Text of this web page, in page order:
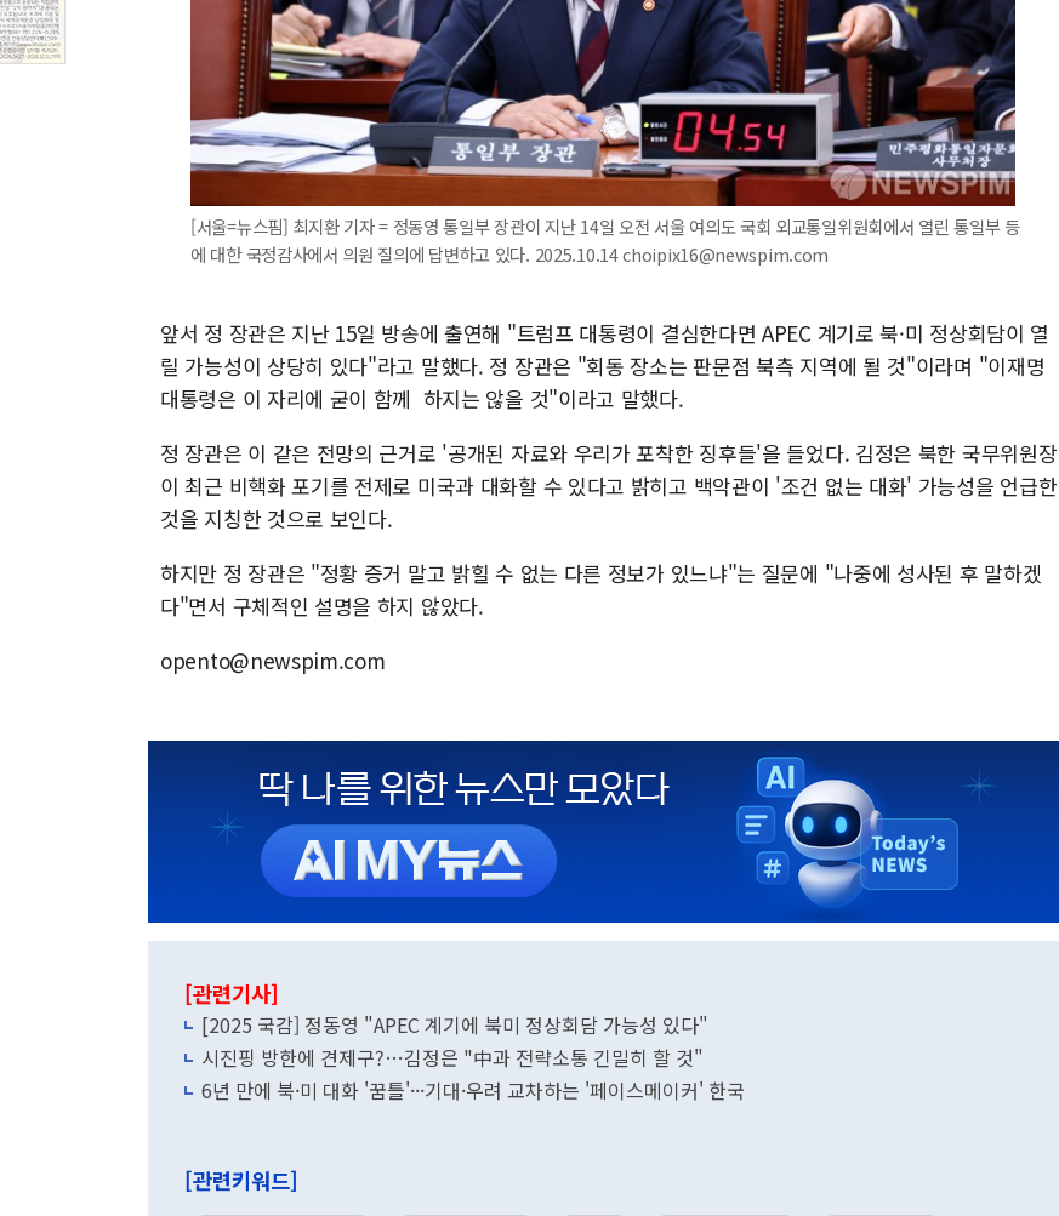
[서울=뉴스핌] 최지환 기자 = 정동영 통일부 장관이 지난 14일 오전 서울 여의도 국회 외교통일위원회에서 열린 통일부 등
에 대한 국정감사에서 의원 질의에 답변하고 있다. 2025.10.14 choipix16@newspim.com
앞서 정 장관은 지난 15일 방송에 출연해 "트럼프 대통령이 결심한다면 APEC 계기로 북·미 정상회담이 열
릴 가능성이 상당히 있다"라고 말했다. 정 장관은 "회동 장소는 판문점 북측 지역에 될 것"이라며 "이재명
대통령은 이 자리에 굳이 함께 하지는 않을 것"이라고 말했다.
정 장관은 이 같은 전망의 근거로 '공개된 자료와 우리가 포착한 징후들'을 들었다. 김정은 북한 국무위원장
이 최근 비핵화 포기를 전제로 미국과 대화할 수 있다고 밝히고 백악관이 '조건 없는 대화' 가능성을 언급한
것을 지칭한 것으로 보인다.
하지만 정 장관은 "정황 증거 말고 밝힐 수 없는 다른 정보가 있느냐"는 질문에 "나중에 성사된 후 말하겠
다"면서 구체적인 설명을 하지 않았다.
opento@newspim.com
[관련기사]
[2025 국감] 정동영 "APEC 계기에 북미 정상회담 가능성 있다"
시진핑 방한에 견제구?…김정은 "中과 전략소통 긴밀히 할 것"
6년 만에 북·미 대화 '꿈틀'···기대·우려 교차하는 '페이스메이커' 한국
[관련키워드]